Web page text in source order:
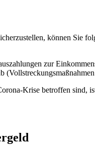
können Sie
zur
Krise betroffen sind,